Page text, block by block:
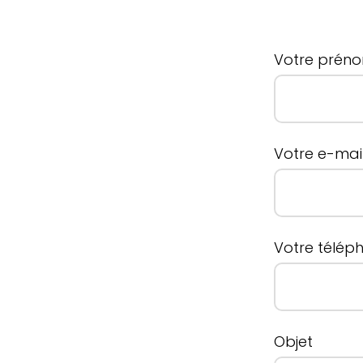
Votre
Votre e-
Votre
Objet